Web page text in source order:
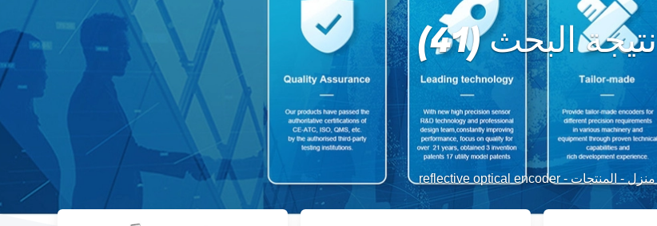
نتيجة البحث (41)
منزل - المنتجات -
reflective optical encoder